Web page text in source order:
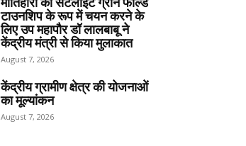
टाउनशिप के रूप में चयन करने के
लिए उप महापौर डॉ लालबाबू ने
केंद्रीय मंत्री से किया मुलाकात
August 7, 2026
केंद्रीय ग्रामीण क्षेत्र की योजनाओं
का मूल्यांकन
August 7, 2026